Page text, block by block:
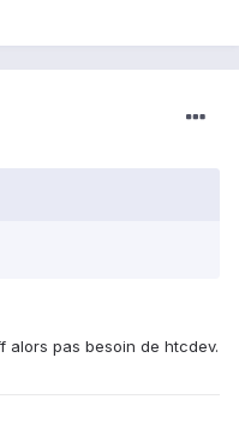
alors pas besoin de htcdev.